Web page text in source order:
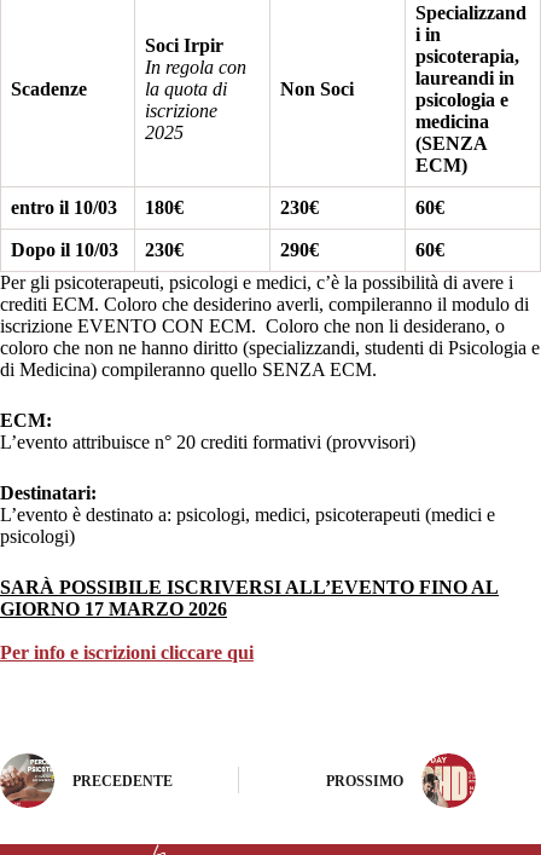
Scadenze
Soci Irpir
In regola con
la quota di
iscrizione
2025
Non Soci
Specializzand
i in
psicoterapia,
laureandi in
psicologia e
medicina
(SENZA
ECM)
entro il 10/03 180€ 230€ 60€
Dopo il 10/03 230€ 290€
60€
Per gli psicoterapeuti, psicologi e medici, c’è la possibilità di avere i
crediti ECM. Coloro che desiderino averli, compileranno il modulo di
iscrizione EVENTO CON ECM. Coloro che non li desiderano, o
coloro che non ne hanno diritto (specializzandi, studenti di Psicologia e
di Medicina) compileranno quello SENZA ECM.
ECM:
L’evento attribuisce n° 20 crediti formativi (provvisori)
Destinatari:
L’evento è destinato a: psicologi, medici, psicoterapeuti (medici e
psicologi)
SARÀ POSSIBILE ISCRIVERSI ALL’EVENTO FINO AL
GIORNO 17 MARZO 2026
Per info e iscrizioni cliccare qui
PRECEDENTE PROSSIMO